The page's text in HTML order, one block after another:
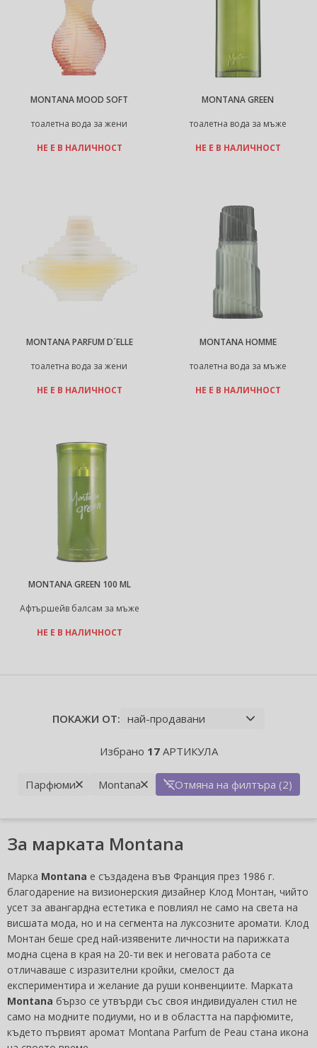
MONTANA MOOD SOFT
тоалетна вода за жени
НЕ Е В НАЛИЧНОСТ
MONTANA GREEN
тоалетна вода за мъже
НЕ Е В НАЛИЧНОСТ
MONTANA PARFUM D´ELLE
тоалетна вода за жени
НЕ Е В НАЛИЧНОСТ
MONTANA HOMME
тоалетна вода за мъже
НЕ Е В НАЛИЧНОСТ
MONTANA GREEN 100 ML
Афтършейв балсам за мъже
НЕ Е В НАЛИЧНОСТ
ПОКАЖИ ОТ:
Избрано 17АРТИКУЛА
Парфюми Montana Отмяна на филтъра (2)
За марката Montana
Марка Montana е създадена във Франция през 1986 г.
благодарение на визионерския дизайнер Клод Монтан, чийто
усет за авангардна естетика е повлиял не само на света на
висшата мода, но и на сегмента на луксозните аромати. Клод
Монтан беше сред най-изявените личности на парижката
модна сцена в края на 20-ти век и неговата работа се
отличаваше с изразителни кройки, смелост да
експериментира и желание да руши конвенциите. Марката
Montana бързо се утвърди със своя индивидуален стил не
само на модните подиуми, но и в областта на парфюмите,
където първият аромат Montana Parfum de Peau стана икона